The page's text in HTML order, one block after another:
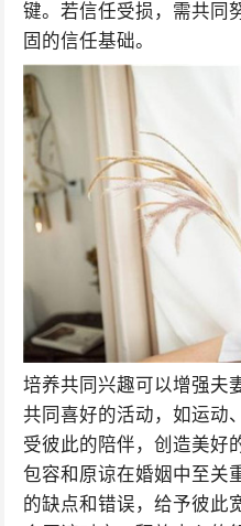
键。若信任受损，需共同
固的信任基础。
培养共同兴趣可以增强夫
共同喜好的活动，如运动
受彼此的陪伴，创造美好
包容和原谅在婚姻中至关
的缺点和错误，给予彼此